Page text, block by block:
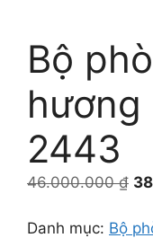
Bộ
hương
2443
46.000.000₫
là:
Danh mục: Bộ